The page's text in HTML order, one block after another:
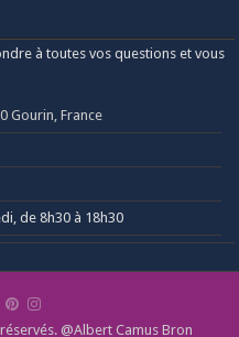
à toutes vos questions et vous
Gourin, France
de 8h30 à 18h30
@Albert Camus Bron